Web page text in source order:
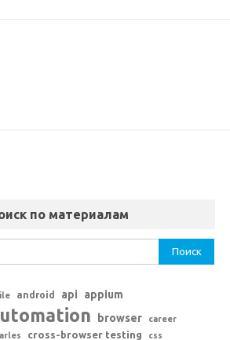
по материалам
android api appium
browser
career
cross-browser testing css